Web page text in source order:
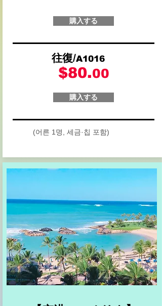
購入する
往復/A1016
$80.00
購入する
(어른 1명, 세금·칩 포함)